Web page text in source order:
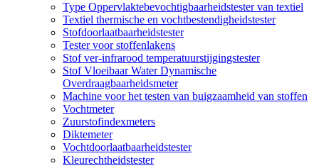
Type Oppervlaktebevochtigbaarheidstester van textiel
Textiel thermische en vochtbestendigheidstester
Stofdoorlaatbaarheidstester
Tester voor stoffenlakens
Stof ver-infrarood temperatuurstijgingstester
Stof Vloeibaar Water Dynamische
Overdraagbaarheidsmeter
Machine voor het testen van buigzaamheid van stoffen
Vochtmeter
Zuurstofindexmeters
Diktemeter
Vochtdoorlaatbaarheidstester
Kleurechtheidstester